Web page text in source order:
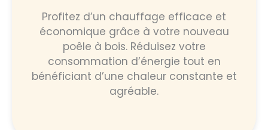
Profitez d’un chauffage efficace et
économique grâce à votre nouveau
poêle à bois. Réduisez votre
consommation d’énergie tout en
bénéficiant d’une chaleur constante et
agréable.